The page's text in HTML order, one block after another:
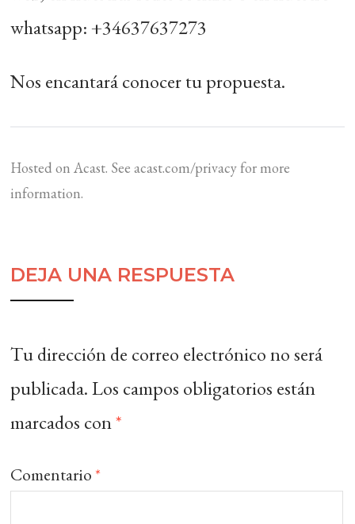
whatsapp: +34637637273
Nos encantará conocer tu propuesta.
Hosted on Acast. Seeacast.com/privacyfor more
information.
DEJA UNA RESPUESTA
Tu dirección de correo electrónico no será
publicada. Los campos obligatorios están
marcados con*
Comentario *